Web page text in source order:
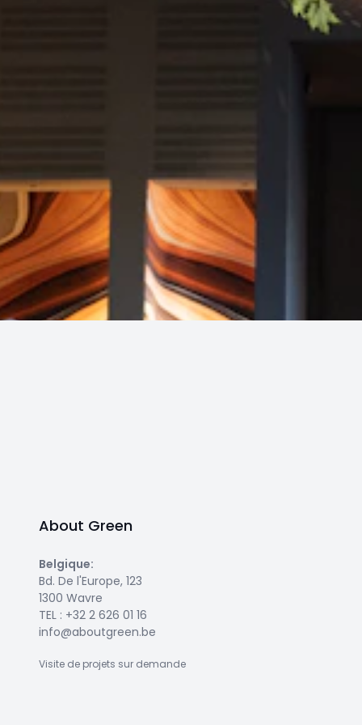
About Green
Belgique:
Bd. De l'Europe, 123
1300 Wavre
TEL : +32 2 626 01 16
info@aboutgreen.be
Visite de projets sur demande